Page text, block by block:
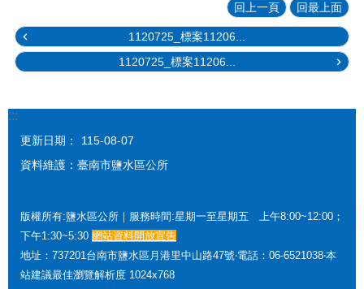
回上一頁 回最上面
1120725_標案11206...
1120725_標案11206...
:::
更新日期：
115-08-07
資料維護：臺南市鹽水區公所
版權所有:鹽水區公所｜服務時間:星期一至星期五 上午8:00~12:00；
下午1:30~5:30 網站資料開放宣告
地址：737201台南市鹽水區月港里中山路47號‧電話：06-6521038‧本
站建議最佳瀏覽解析度 1024x768